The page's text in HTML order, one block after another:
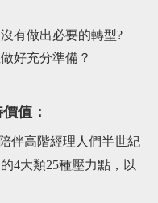
有做出必要的轉型?
好充分準備？
值：
伴高階經理人們半世紀
4大類25種壓力點，以